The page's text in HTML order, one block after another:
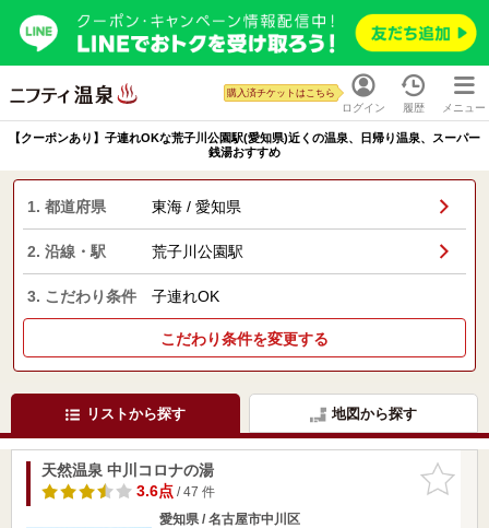
ログイン
購入済チケットはこちら
履歴 メニュー
【クーポンあり】子連れOKな荒子川公園駅(愛知県)近くの温泉、日帰り温泉、スーパー
銭湯おすすめ
1. 都道府県 東海 / 愛知県
2. 沿線・駅 荒子川公園駅
3. こだわり条件 子連れOK
こだわり条件を変更する
リストから探す 地図から探す
お気に入
りに追加
天然温泉 中川コロナの湯
3.6点/ 47 件
愛知県 / 名古屋市中川区